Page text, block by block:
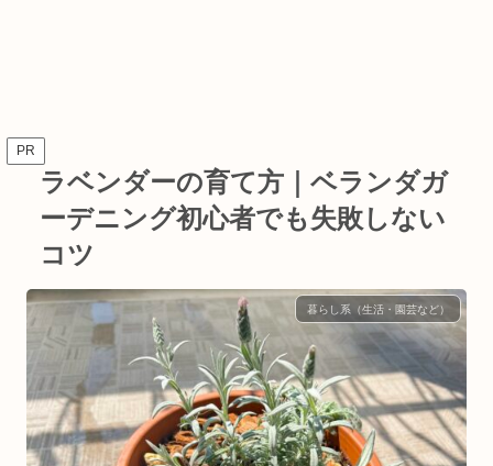
PR
ラベンダーの育て方｜ベランダガ
ーデニング初心者でも失敗しない
コツ
暮らし系（生活・園芸など）